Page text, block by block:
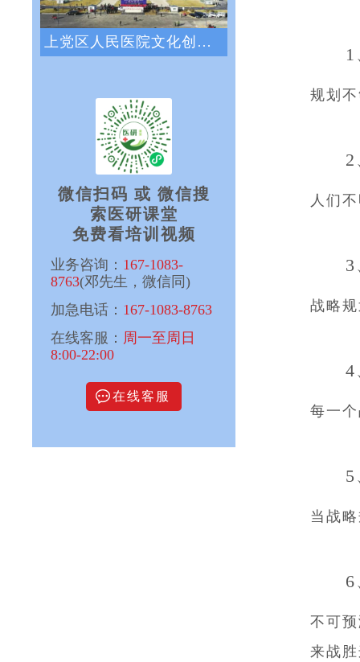
上党区人民医院文化创新咨询项目正式启动
微信扫码 或 微信搜
索医研课堂
免费看培训视频
业务咨询： 167-1083-
8763(邓先生，微信同)
加急电话： 167-1083-8763
在线客服： 周一至周日
8:00-22:00
在线客服
规划
人们
战略
4
每一
当战
不可
来战